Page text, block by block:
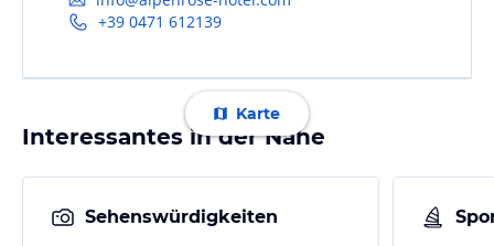
+39 0471 612139
Karte
Interessantes in der Nähe
Sehenswürdigkeiten